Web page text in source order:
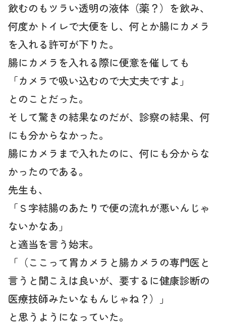
飲むのもツラい透明の液体（薬？）を飲み、
何度かトイレで大便をし、何とか腸にカメラ
を入れる許可が下りた。
腸にカメラを入れる際に便意を催しても
「カメラで吸い込むので大丈夫ですよ」
とのことだった。
そして驚きの結果なのだが、診察の結果、何
にも分からなかった。
腸にカメラまで入れたのに、何にも分からな
かったのである。
先生も、
「Ｓ字結腸のあたりで便の流れが悪いんじゃ
ないかなあ」
と適当を言う始末。
「（ここって胃カメラと腸カメラの専門医と
言うと聞こえは良いが、要するに健康診断の
医療技師みたいなもんじゃね？）」
と思うようになっていた。